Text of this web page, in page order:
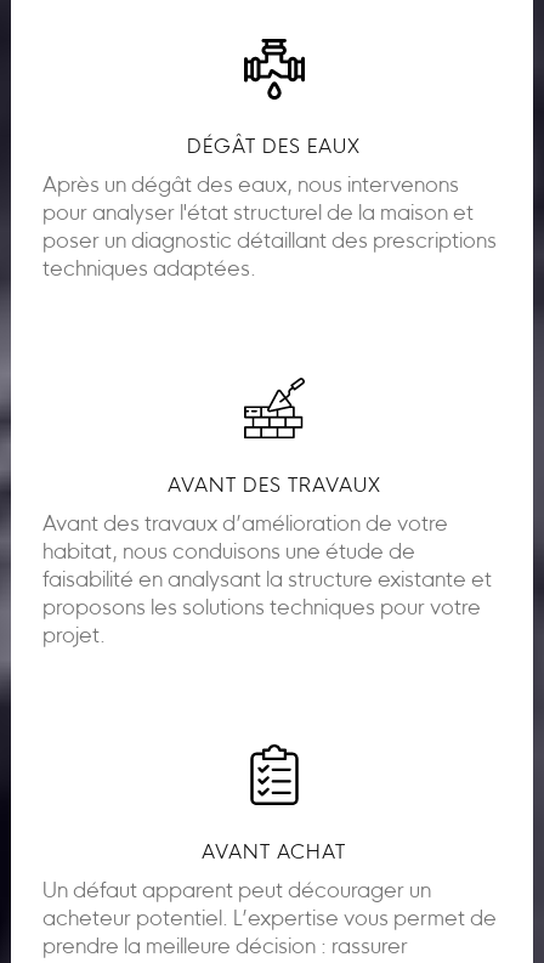
DÉGÂT DES EAUX
Après un dégât des eaux, nous intervenons
pour analyser l'état structurel de la maison et
poser un diagnostic détaillant des prescriptions
techniques adaptées.
AVANT DES TRAVAUX
Avant des travaux d’amélioration de votre
habitat, nous conduisons une étude de
faisabilité en analysant la structure existante et
proposons les solutions techniques pour votre
projet.
AVANT ACHAT
Un défaut apparent peut décourager un
acheteur potentiel. L’expertise vous permet de
prendre la meilleure décision : rassurer